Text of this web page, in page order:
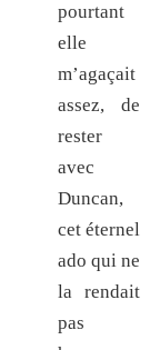
pourtant
elle
m’agaçait
assez, de
rester
avec
Duncan,
cet éternel
ado qui ne
la rendait
pas